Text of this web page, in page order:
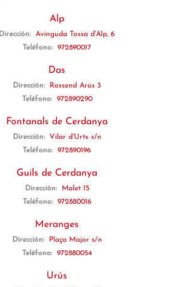
Alp
Dirección:
Avinguda Tossa d'Alp, 6
Teléfono:
972890017
Das
Dirección:
Rossend Arús 3
Teléfono:
972890290
Fontanals de Cerdanya
Dirección:
Vilar d'Urtx s/n
Teléfono:
972890196
Guils de Cerdanya
Dirección:
Malet 15
Teléfono:
972880016
Meranges
Dirección:
Plaça Major s/n
Teléfono:
972880054
Urús